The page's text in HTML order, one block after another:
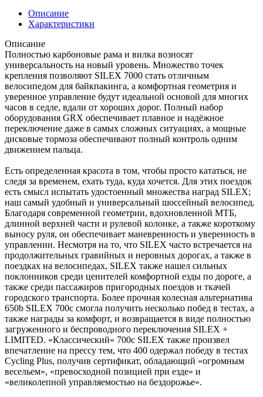
Описание
Характеристики
Описание
Полностью карбоновые рама и вилка возносят
универсальность на новый уровень. Множество точек
крепления позволяют SILEX 7000 стать отличным
велосипедом для байкпакинга, а комфортная геометрия и
уверенное управление будут идеальной основой для многих
часов в седле, вдали от хороших дорог. Полный набор
оборудования GRX обеспечивает плавное и надёжное
переключение даже в самых сложных ситуациях, а мощные
дисковые тормоза обеспечивают полный контроль одним
движением пальца.
Есть определенная красота в том, чтобы просто кататься, не
следя за временем, ехать туда, куда хочется. Для этих поездок
есть смысл испытать удостоенный множества наград SILEX;
наш самый удобный и универсальный шоссейный велосипед.
Благодаря современной геометрии, вдохновленной МТБ,
длинной верхней части и рулевой колонке, а также короткому
выносу руля, он обеспечивает маневренность и уверенность в
управлении. Несмотря на то, что SILEX часто встречается на
продолжительных гравийных и неровных дорогах, а также в
поездках на велосипедах, SILEX также нашел сильных
поклонников среди ценителей комфортной езды по дороге, а
также среди пассажиров пригородных поездов и ткачей
городского транспорта. Более прочная колесная альтернатива
650b SILEX 700c смогла получить несколько побед в тестах, а
также награды за комфорт, и возвращается в виде полностью
загруженного и беспроводного переключения SILEX +
LIMITED. «Классический» 700c SILEX также произвел
впечатление на прессу тем, что 400 одержал победу в тестах
Cycling Plus, получив сертификат, обладающий «огромным
весельем», «превосходной позицией при езде» и
«великолепной управляемостью на бездорожье».